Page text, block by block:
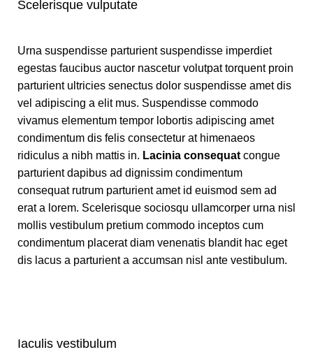
Scelerisque vulputate
Urna suspendisse parturient suspendisse imperdiet
egestas faucibus auctor nascetur volutpat torquent proin
parturient ultricies senectus dolor suspendisse amet dis
vel adipiscing a elit mus. Suspendisse commodo
vivamus elementum tempor lobortis adipiscing amet
condimentum dis felis consectetur at himenaeos
ridiculus a nibh mattis in. Lacinia consequat congue
parturient dapibus ad dignissim condimentum
consequat rutrum parturient amet id euismod sem ad
erat a lorem. Scelerisque sociosqu ullamcorper urna nisl
mollis vestibulum pretium commodo inceptos cum
condimentum placerat diam venenatis blandit hac eget
dis lacus a parturient a accumsan nisl ante vestibulum.
Iaculis vestibulum